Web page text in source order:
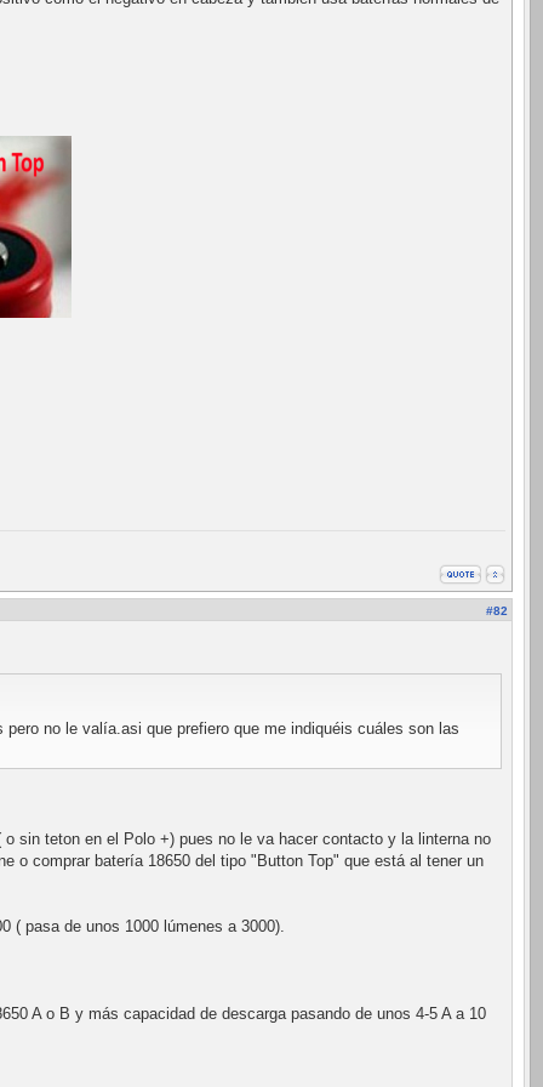
#82
no le valía.asi que prefiero que me indiquéis cuáles son las
sin teton en el Polo +) pues no le va hacer contacto y la linterna no
o comprar batería 18650 del tipo "Button Top" que está al tener un
( pasa de unos 1000 lúmenes a 3000).
A o B y más capacidad de descarga pasando de unos 4-5 A a 10